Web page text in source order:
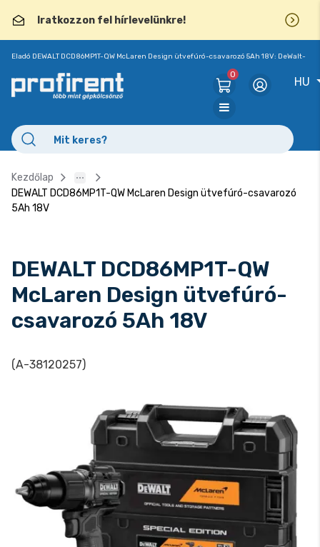
Iratkozzon fel hírlevelünkre!
Eladó DEWALT DCD86MP1T-QW McLaren Design ütvefúró-csavarozó 5Ah 18V: DeWalt-
0
HU
Kezdőlap
DEWALT DCD86MP1T-QW McLaren Design ütvefúró-csavarozó
5Ah 18V
DEWALT DCD86MP1T-QW
McLaren Design ütvefúró-
csavarozó 5Ah 18V
(A-38120257)